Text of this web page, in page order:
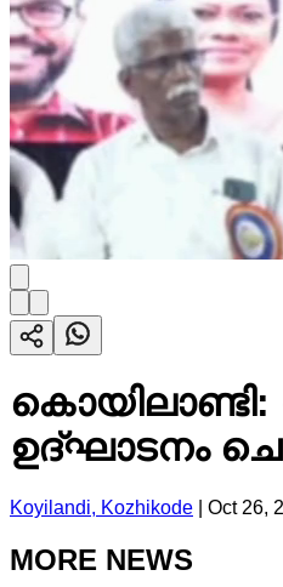
ഉദ്ഘാടനം
Koyilandi, Kozhikode Oct 26,
MORE NEWS